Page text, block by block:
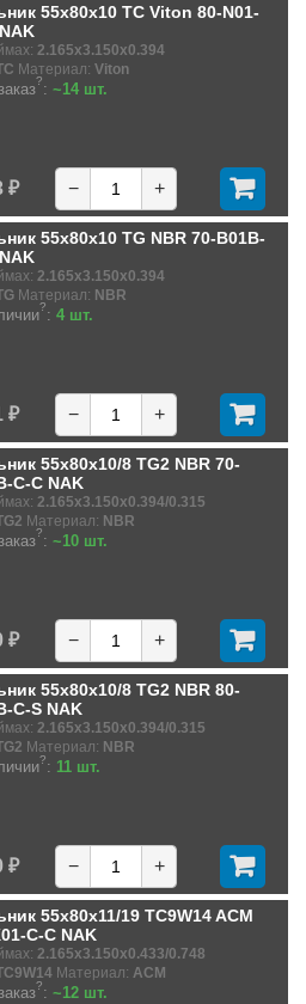
55x80x10 TC Viton 80-N01-
2.165x3.150x0.394
Материал: Viton
?: ~14 шт.
₽ − +
55x80x10 TG NBR 70-B01B-
2.165x3.150x0.394
Материал: NBR
?: 4 шт.
₽ − +
55x80x10/8 TG2 NBR 70-
C-C NAK
2.165x3.150x0.394/0.315
Материал: NBR
?: ~10 шт.
₽ − +
55x80x10/8 TG2 NBR 80-
C-S NAK
2.165x3.150x0.394/0.315
Материал: NBR
?: 11 шт.
₽ − +
55x80x11/19 TC9W14 ACM
C-C NAK
2.165x3.150x0.433/0.748
Материал: ACM
?: ~12 шт.